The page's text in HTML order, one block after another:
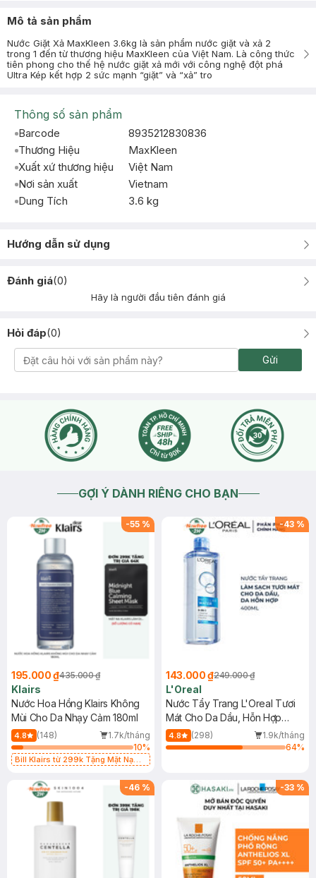
Mô tả sản phẩm
Nước Giặt Xả MaxKleen 3.6kg là sản phẩm nước giặt và xả 2
trong 1 đến từ thương hiệu MaxKleen của Việt Nam. Là công thức
tiên phong cho thế hệ nước giặt xả mới với công nghệ đột phá
Ultra Kép kết hợp 2 sức mạnh “giặt” và “xả” tro
Thông số sản phẩm
Barcode
8935212830836
Thương Hiệu
MaxKleen
Xuất xứ thương hiệu
Việt Nam
Nơi sản xuất
Vietnam
Dung Tích
3.6 kg
Hướng dẫn sử dụng
Đánh giá(0)
Hãy là người đầu tiên đánh giá
Hỏi đáp(0)
Gửi
GỢI Ý DÀNH RIÊNG CHO BẠN
-55 %
195.000 ₫435.000 ₫
Klairs
Nước Hoa Hồng Klairs Không
Mùi Cho Da Nhạy Cảm 180ml
4.8 (148)
1.7k/tháng
10%
Bill Klairs từ 299k Tặng Mặt Nạ
25ml (SL Có Hạn)
-43 %
143.000 ₫249.000 ₫
L'Oreal
Nước Tẩy Trang L'Oreal Tươi
Mát Cho Da Dầu, Hỗn Hợp
400ml
4.8 (298)
1.9k/tháng
64%
-46 % -33 %